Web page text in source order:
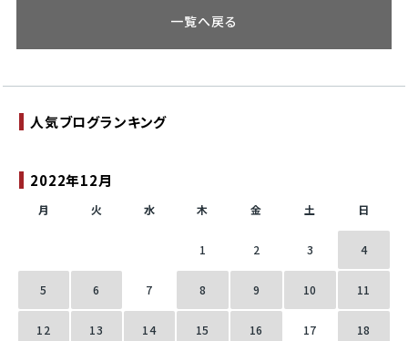
一覧へ戻る
2022年12月
月 火 水 木 金 土 日
1 2 3 4
5 6 7 8 9 10 11
12 13 14 15 16 17 18
人気ブログランキング